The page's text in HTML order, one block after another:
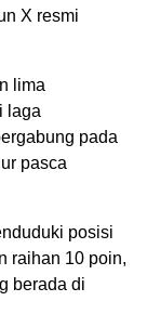
X resmi
lima
laga
pada
pasca
posisi
raihan 10 poin,
berada di